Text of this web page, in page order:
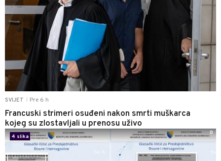
SVIJET Pre 6 h
Francuski strimeri osuđeni nakon smrti muškarca
kojeg su zlostavljali u prenosu uživo
4 slika
0